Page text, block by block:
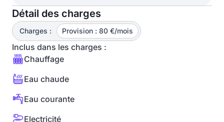
Détail des charges
Charges : Provision : 80 €/mois
Inclus dans les charges :
Chauffage
Eau chaude
Eau courante
Electricité